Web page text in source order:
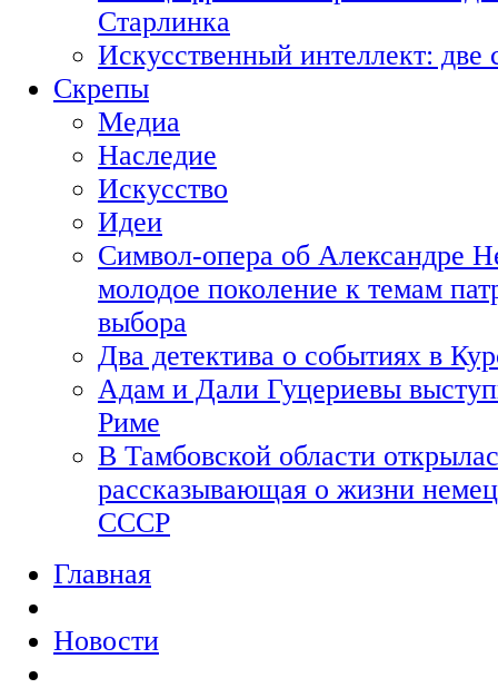
Старлинка
Искусственный интеллект:
Скрепы
Медиа
Наследие
Искусство
Идеи
Символ-опера об Александре
молодое поколение к темам
выбора
Два детектива о событиях в
Адам и Дали Гуцериевы
Риме
В Тамбовской области
рассказывающая о жизни
СССР
Главная
Новости